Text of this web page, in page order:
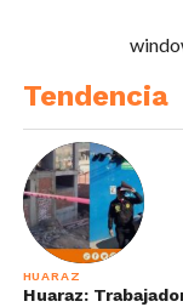
Tendencia
HUARAZ
Huaraz: